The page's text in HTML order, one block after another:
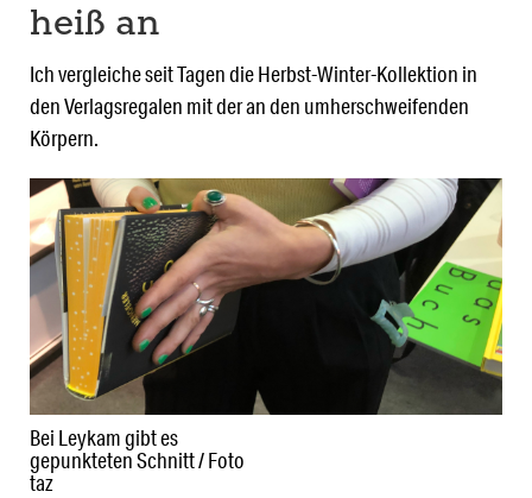
Bei Leykam gibt es
gepunkteten Schnitt / Foto
taz
heiß an
Ich vergleiche seit Tagen die Herbst-Winter-Kollektion in
den Verlagsregalen mit der an den umherschweifenden
Körpern.